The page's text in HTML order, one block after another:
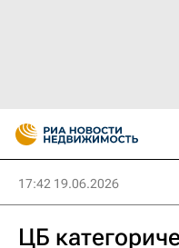
17:42 19.06.2026
ЦБ